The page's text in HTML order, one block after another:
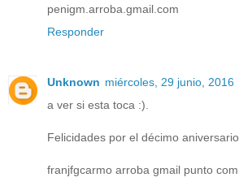
penigm.arroba.gmail.com
Responder
Unknown miércoles, 29 junio, 2016
a ver si esta toca :).
Felicidades por el décimo
franjfgcarmo arroba gmail punto com